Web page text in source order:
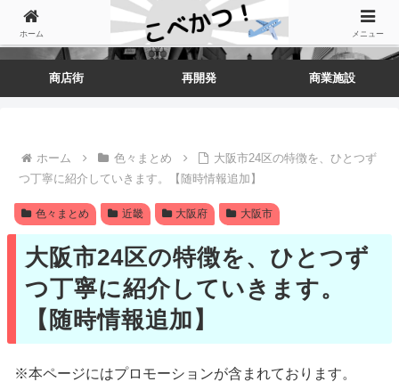
商店街 再開発 商業施設
ホーム 色々まとめ
大阪市24区の特徴を、ひとつず
つ丁寧に紹介していきます。【随時情報追加】
色々まとめ 近畿 大阪府 大阪市
大阪市24区の特徴を、ひとつず
つ丁寧に紹介していきます。
【随時情報追加】
※本ページにはプロモーションが含まれております。
ホーム メニュー